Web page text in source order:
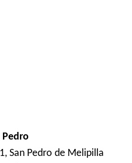
Pedro
San Pedro de Melipilla